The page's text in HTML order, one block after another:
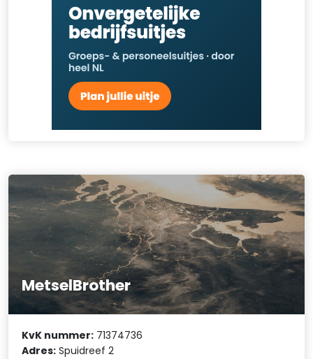
MetselBrother
KvK nummer: 71374736
Adres: Spuidreef 2